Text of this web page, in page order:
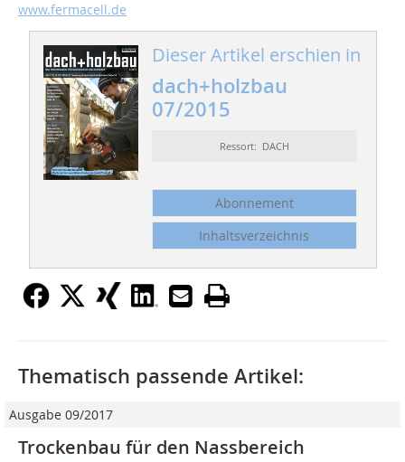
www.fermacell.de
Dieser Artikel erschien in
dach+holzbau
07/2015
Ressort: DACH
Abonnement
Inhaltsverzeichnis
Thematisch passende Artikel:
Ausgabe 09/2017
Trockenbau für den Nassbereich